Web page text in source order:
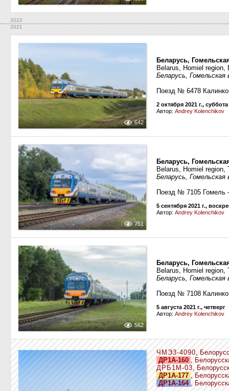
2022
2021
642
Беларусь,
Belarus, Homiel
Беларусь,
Поезд № 6478
2 октября 2021 г., суббота
Автор: Andrey Kolenchikov
751
Беларусь,
Belarus, Homiel region,
Беларусь,
Поезд № 7105 Гомель
5 сентября 2021 г.,
Автор: Andrey Kolenchikov
562
Беларусь,
Belarus, Homiel
Беларусь,
Поезд № 7108
5 августа 2021 г., четверг
Автор: Andrey Kolenchikov
ЧМЭ3-4090,
ДР1А-160 ,
ДРБ1М-03,
ДР1А-177 ,
ДР1А-164 ,